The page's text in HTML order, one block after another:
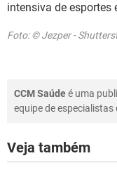
intensiva de esportes
Foto: © Jezper -
CCM Saúdeé uma
equipe de especialistas
Veja também